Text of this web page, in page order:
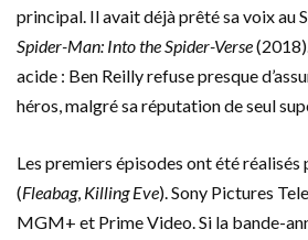
principal. Il avait déjà prêté sa voix au
Spider-Man: Into the Spider-Verse
acide : Ben Reilly refuse presque
héros, malgré sa réputation de seul
Les premiers épisodes ont été
(Fleabag, Killing Eve). Sony Pictures
MGM+ et Prime Video. Si la bande-